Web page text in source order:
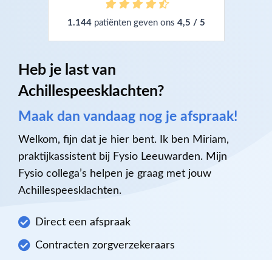
1.144patiënten geven ons 4,5 / 5
Heb je last van
Achillespeesklachten?
Maak dan vandaag nog je afspraak!
Welkom, fijn dat je hier bent. Ik ben Miriam,
praktijkassistent bij Fysio Leeuwarden. Mijn
Fysio collega’s helpen je graag met jouw
Achillespeesklachten.
Direct een afspraak
Contracten zorgverzekeraars